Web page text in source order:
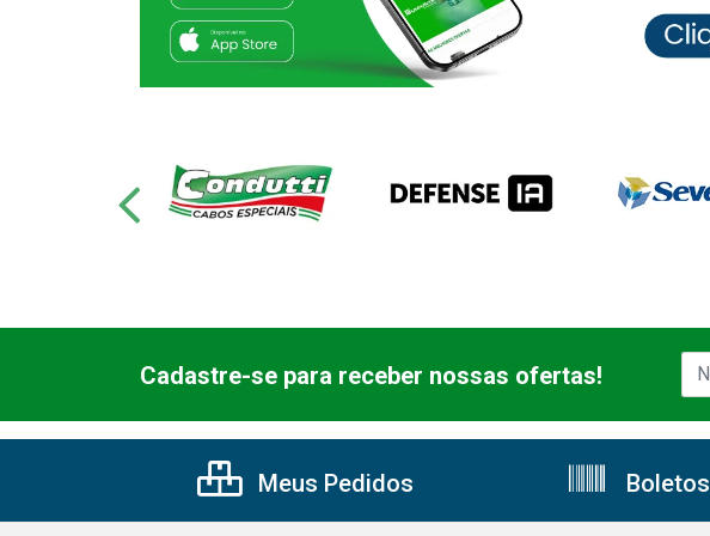
Cadastre-se para receber nossas ofertas!
Meus Pedidos Boletos